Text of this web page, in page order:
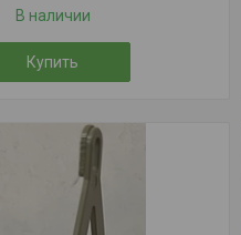
В наличии
Купить